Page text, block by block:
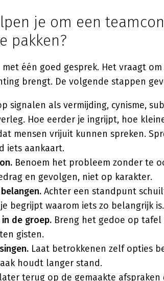
je om een
pakken?
één goed gesprek. Het vraagt
brengt. De volgende stappen
signalen als vermijding, cynisme,
Hoe eerder je ingrijpt, hoe
mensen vrijuit kunnen spreken.
iets aankaart.
Benoem het probleem zonder te
en gevolgen, niet op karakter.
Achter een standpunt
begrijpt waarom iets zo belangrijk is.
de groep. Breng het gedoe op
gisten.
Laat betrokkenen zelf opties
houdt langer stand.
terug op de gemaakte afspraken